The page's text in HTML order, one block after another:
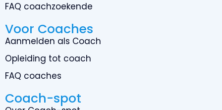
FAQ coachzoekende
Voor Coaches
Aanmelden als Coach
Opleiding tot coach
FAQ coaches
Coach-spot